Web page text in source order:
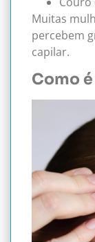
Muitas
percebem
capilar.
Como